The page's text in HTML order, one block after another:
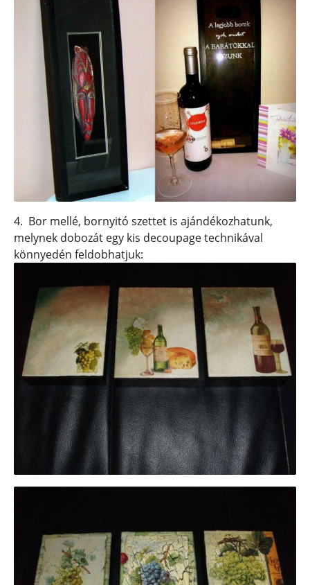
4. Bor mellé, bornyitó szettet is ajándékozhatunk,
melynek dobozát egy kis decoupage technikával
könnyedén feldobhatjuk: